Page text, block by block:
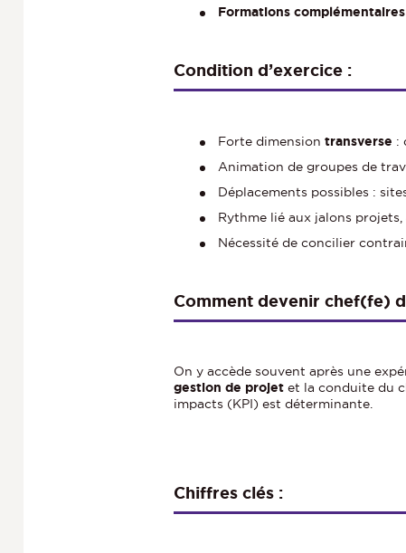
Formations complémentaires
Condition d’exercice :
Forte dimension transverse :
Animation de groupes de
Déplacements possibles :
Rythme lié aux jalons
Nécessité de concilier
Comment devenir chef(fe)
On y accède souvent après une
gestion de projet et la conduite du
impacts (KPI) est déterminante.
Chiffres clés :